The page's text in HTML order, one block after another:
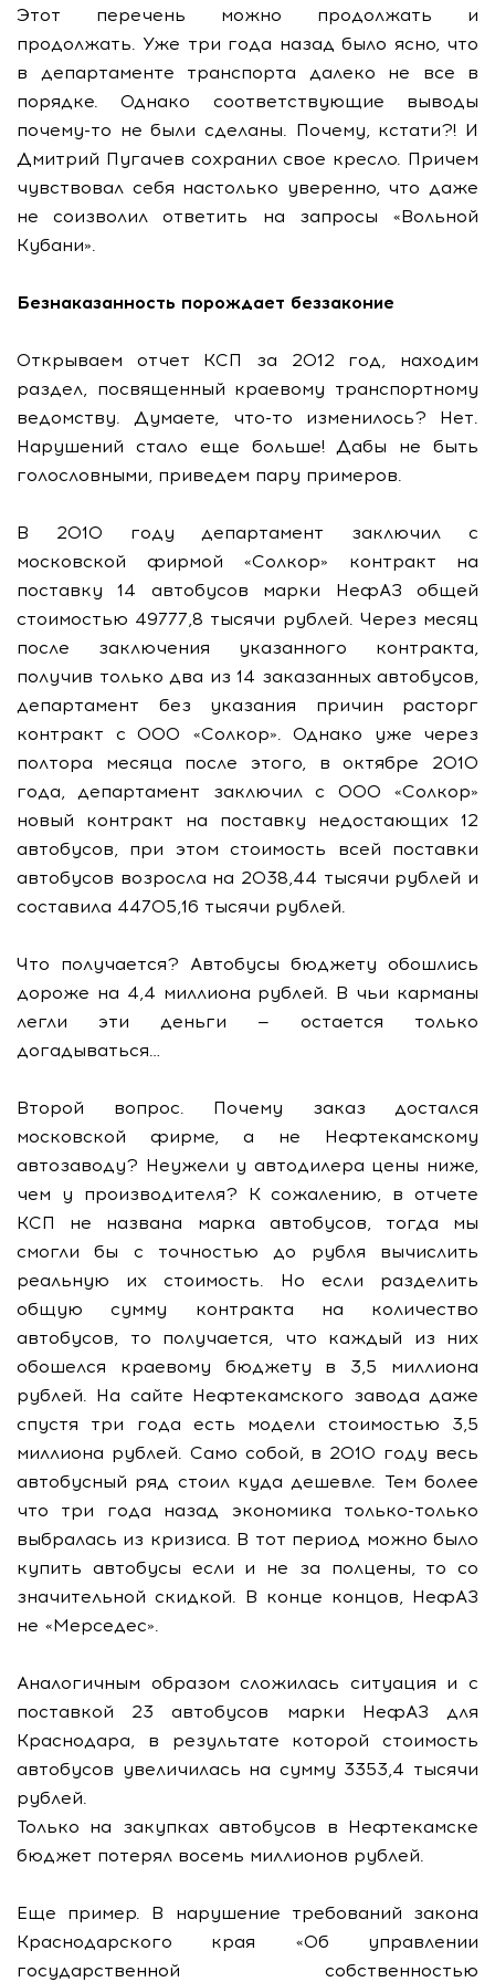
Этот перечень можно продолжать и
продолжать. Уже три года назад было ясно, что
в департаменте транспорта далеко не все в
порядке. Однако соответствующие выводы
почему-то не были сделаны. Почему, кстати?! И
Дмитрий Пугачев сохранил свое кресло. Причем
чувствовал себя настолько уверенно, что даже
не соизволил ответить на запросы «Вольной
Кубани».
Безнаказанность порождает беззаконие
Открываем отчет КСП за 2012 год, находим
раздел, посвященный краевому транспортному
ведомству. Думаете, что-то изменилось? Нет.
Нарушений стало еще больше! Дабы не быть
голословными, приведем пару примеров.
В 2010 году департамент заключил с
московской фирмой «Солкор» контракт на
поставку 14 автобусов марки НефАЗ общей
стоимостью 49777,8 тысячи рублей. Через месяц
после заключения указанного контракта,
получив только два из 14 заказанных автобусов,
департамент без указания причин расторг
контракт с ООО «Солкор». Однако уже через
полтора месяца после этого, в октябре 2010
года, департамент заключил с ООО «Солкор»
новый контракт на поставку недостающих 12
автобусов, при этом стоимость всей поставки
автобусов возросла на 2038,44 тысячи рублей и
составила 44705,16 тысячи рублей.
Что получается? Автобусы бюджету обошлись
дороже на 4,4 миллиона рублей. В чьи карманы
легли эти деньги — остается только
догадываться…
Второй вопрос. Почему заказ достался
московской фирме, а не Нефтекамскому
автозаводу? Неужели у автодилера цены ниже,
чем у производителя? К сожалению, в отчете
КСП не названа марка автобусов, тогда мы
смогли бы с точностью до рубля вычислить
реальную их стоимость. Но если разделить
общую сумму контракта на количество
автобусов, то получается, что каждый из них
обошелся краевому бюджету в 3,5 миллиона
рублей. На сайте Нефтекамского завода даже
спустя три года есть модели стоимостью 3,5
миллиона рублей. Само собой, в 2010 году весь
автобусный ряд стоил куда дешевле. Тем более
что три года назад экономика только-только
выбралась из кризиса. В тот период можно было
купить автобусы если и не за полцены, то со
значительной скидкой. В конце концов, НефАЗ
не «Мерседес».
Аналогичным образом сложилась ситуация и с
поставкой 23 автобусов марки НефАЗ для
Краснодара, в результате которой стоимость
автобусов увеличилась на сумму 3353,4 тысячи
рублей.
Только на закупках автобусов в Нефтекамске
бюджет потерял восемь миллионов рублей.
Еще пример. В нарушение требований закона
Краснодарского края «Об управлении
государственной собственностью